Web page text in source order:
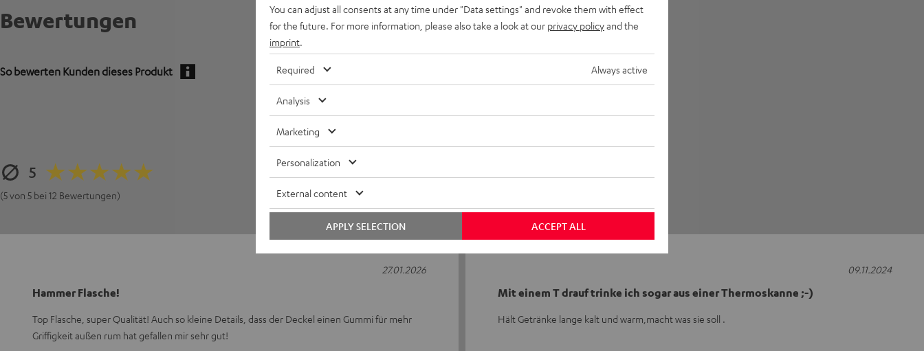
Bewertungen
So bewerten Kunden dieses Produkt
5
(5 von 5 bei 12 Bewertungen)
3
0
1
Hammer Flasche!
Top Flasche, super Qualität! Auch so kleine Details, dass der Deckel einen Gummi für mehr
Griffigkeit außen rum hat gefallen mir sehr gut!
27.01.2026
Mit einem T drauf trinke ich sogar aus einer Thermoskanne ;-)
Hält Getränke lange kalt und warm,macht was sie soll .
09.11.2024
You can adjust all consents at any time under "Data settings" and revoke them with effect
for the future. For more information, please also take a look at our privacy policyand the
imprint
Required Always active
Analysis
Marketing
Personalization
External content
ACCEPT ALL
APPLY SELECTION